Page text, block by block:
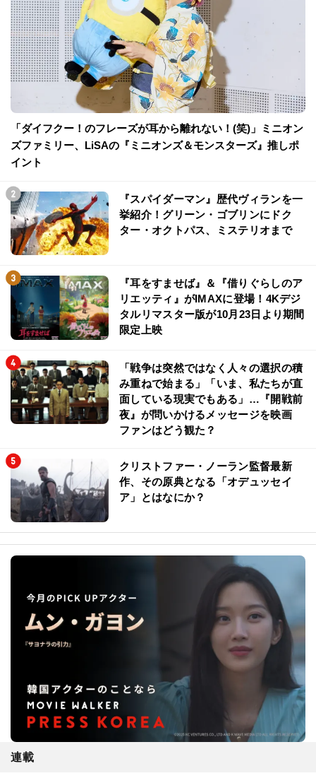
「ダイフクー！のフレーズが耳から離れない！(笑)」ミニオン
ズファミリー、LiSAの『ミニオンズ＆モンスターズ』推しポ
イント
『スパイダーマン』歴代ヴィランを一
挙紹介！グリーン・ゴブリンにドク
ター・オクトパス、ミステリオまで
『耳をすませば』＆『借りぐらしのア
リエッティ』がIMAXに登場！4Kデジ
タルリマスター版が10月23日より期間
限定上映
「戦争は突然ではなく人々の選択の積
み重ねで始まる」「いま、私たちが直
面している現実でもある」…『開戦前
夜』が問いかけるメッセージを映画
ファンはどう観た？
クリストファー・ノーラン監督最新
作、その原典となる「オデュッセイ
ア」とはなにか？
連載